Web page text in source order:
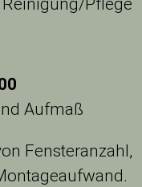
Pflege
Aufmaß
Fensteranzahl,